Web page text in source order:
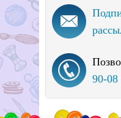
90-08